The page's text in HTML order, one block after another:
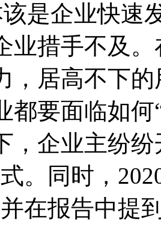
该是企业快速
业措手不及
，居高不下
都要面临如
，企业主纷
。同时，
在报告中提